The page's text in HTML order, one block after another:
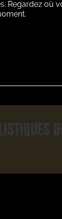
Regardez où